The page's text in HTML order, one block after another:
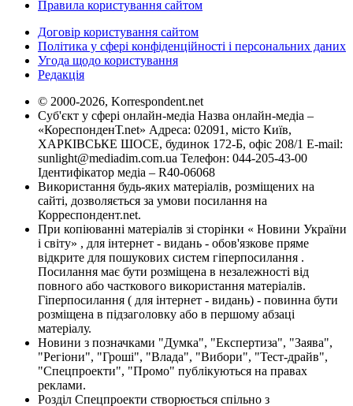
Правила користування сайтом
Договір користування сайтом
Політика у сфері конфіденційності і персональних даних
Угода щодо користування
Редакція
© 2000-2026, Korrespondent.net
Суб'єкт у сфері онлайн-медіа Назва онлайн-медіа –
«КореспонденТ.net» Адреса: 02091, місто Київ,
ХАРКІВСЬКЕ ШОСЕ, будинок 172-Б, офіс 208/1 E-mail:
sunlight@mediadim.com.ua Телефон: 044-205-43-00
Ідентифікатор медіа – R40-06068
Використання будь-яких матеріалів, розміщених на
сайті, дозволяється за умови посилання на
Корреспондент.net.
При копіюванні матеріалів зі сторінки « Новини України
і світу» , для інтернет - видань - обов'язкове пряме
відкрите для пошукових систем гіперпосилання .
Посилання має бути розміщена в незалежності від
повного або часткового використання матеріалів.
Гіперпосилання ( для інтернет - видань) - повинна бути
розміщена в підзаголовку або в першому абзаці
матеріалу.
Новини з позначками "Думка", "Експертиза", "Заява",
"Регіони", "Гроші", "Влада", "Вибори", "Тест-драйв",
"Спецпроекти", "Промо" публікуються на правах
реклами.
Розділ Спецпроекти створюється спільно з